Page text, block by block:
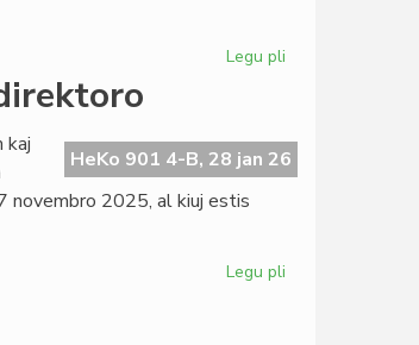
Legu pli
interkonsentita:
tiel
HeKo 901 4-B, 28 jan 26
kaj
novembro 2025, al kiuj estis
Legu pli